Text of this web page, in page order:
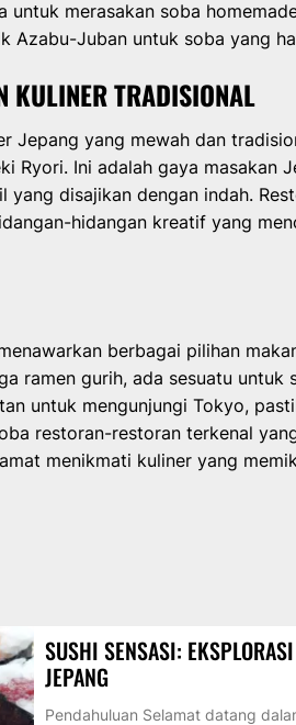
untuk merasakan soba
Azabu-Juban untuk soba yang
KULINER TRADISIONAL
Jepang yang mewah dan
Ryori. Ini adalah gaya masakan
yang disajikan dengan indah.
hidangan kreatif yang
berbagai pilihan
ramen gurih, ada sesuatu untuk
untuk mengunjungi Tokyo,
restoran-restoran terkenal
menikmati kuliner yang
SUSHI SENSASI:
JEPANG
Pendahuluan Selamat datang